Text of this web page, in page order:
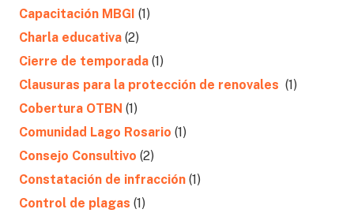
Capacitación MBGI (1)
Charla educativa (2)
Cierre de temporada (1)
Clausuras para la protección de renovales (1)
Cobertura OTBN (1)
Comunidad Lago Rosario (1)
Consejo Consultivo (2)
Constatación de infracción (1)
Control de plagas (1)